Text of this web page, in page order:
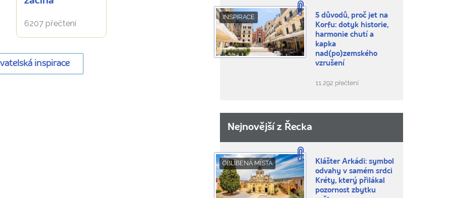
6207 přečtení
inspirace
INSPIRACE
5 důvodů, proč jet na
Korfu: dotyk historie,
harmonie chutí a
kapka
nad(po)zemského
vzrušení
11.292 přečtení
Nejnovější z Řecka
OBLÍBENÁ MÍSTA
Klášter Arkádi: symbol
odvahy v samém srdci
Kréty, který přilákal
pozornost zbytku